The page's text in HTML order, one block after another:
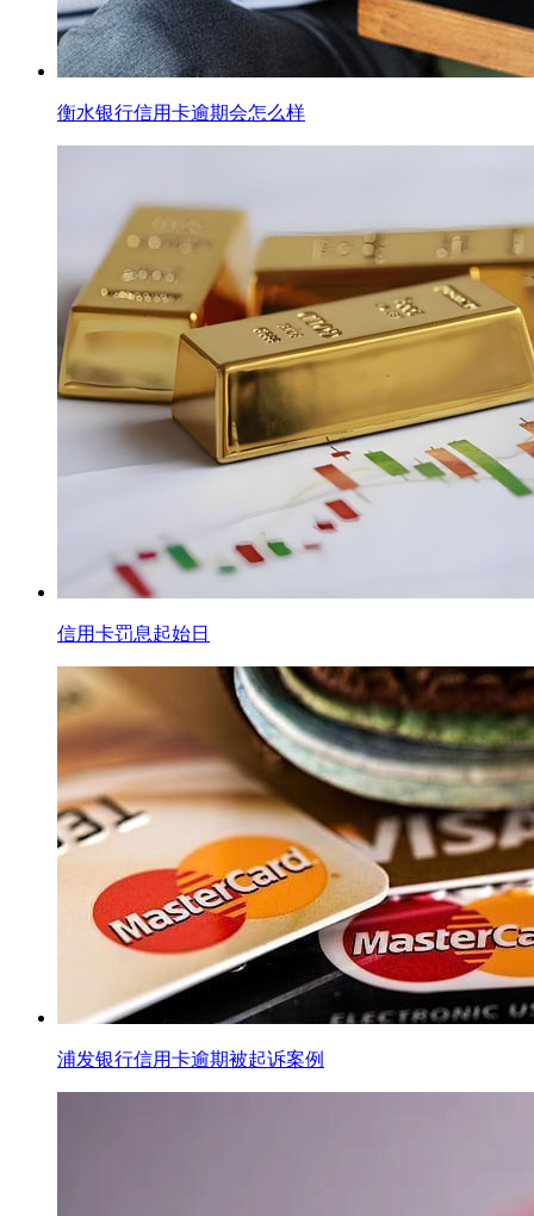
衡水银行信用卡逾期会怎么样
信用卡罚息起始日
浦发银行信用卡逾期被起诉案例